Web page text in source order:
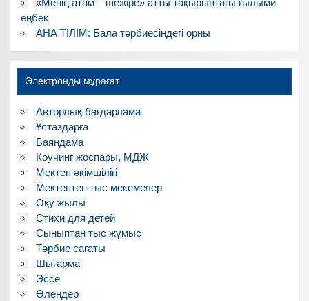
«Менің атам – шежіре» атты тақырыптағы ғылыми
еңбек
АНА ТІЛІМ: Бала тәрбиесіндегі орны
Электронды мұрағат
Авторлық бағдарлама
Ұстаздарға
Баяндама
Коучинг жоспары, МДЖ
Мектеп әкімшілігі
Мектептен тыс мекемелер
Оқу жылы
Стихи для детей
Сыныптан тыс жұмыс
Тәрбие сағаты
Шығарма
Эссе
Өлеңдер